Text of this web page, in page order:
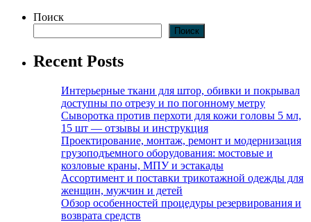
Поиск
Поиск
Recent Posts
Интерьерные ткани для штор, обивки и покрывал
доступны по отрезу и по погонному метру
Сыворотка против перхоти для кожи головы 5 мл,
15 шт — отзывы и инструкция
Проектирование, монтаж, ремонт и модернизация
грузоподъемного оборудования: мостовые и
козловые краны, МПУ и эстакады
Ассортимент и поставки трикотажной одежды для
женщин, мужчин и детей
Обзор особенностей процедуры резервирования и
возврата средств